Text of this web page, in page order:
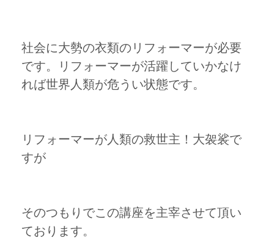
社会に大勢の衣類のリフォーマーが必要
です。リフォーマーが活躍していかなけ
れば世界人類が危うい状態です。
リフォーマーが人類の救世主！大袈裟で
すが
そのつもりでこの講座を主宰させて頂い
ております。